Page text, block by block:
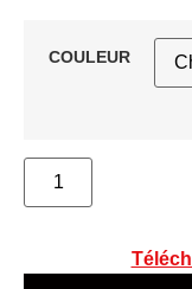
COULEUR